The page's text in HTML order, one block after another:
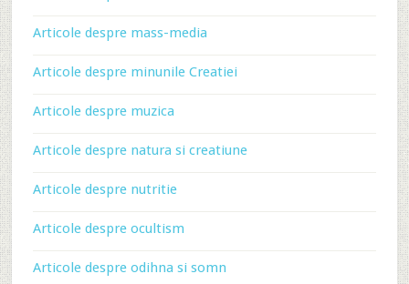
Articole despre mass-media
Articole despre minunile Creatiei
Articole despre muzica
Articole despre natura si creatiune
Articole despre nutritie
Articole despre ocultism
Articole despre odihna si somn